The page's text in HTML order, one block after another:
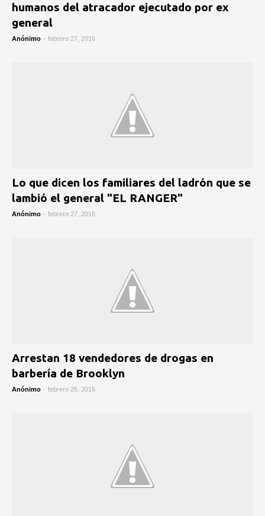
humanos del atracador ejecutado por ex
general
Anónimo - febrero 27, 2016
Lo que dicen los familiares del ladrón que se
lambió el general "EL RANGER"
Anónimo - febrero 27, 2016
Arrestan 18 vendedores de drogas en
barbería de Brooklyn
Anónimo - febrero 26, 2016